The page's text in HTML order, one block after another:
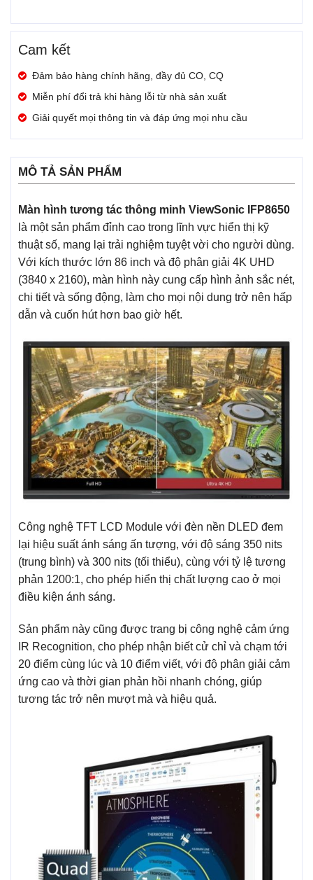
Cam kết
Đảm bảo hàng chính hãng, đầy đủ CO, CQ
Miễn phí đổi trả khi hàng lỗi từ nhà sản xuất
Giải quyết mọi thông tin và đáp ứng mọi nhu cầu
MÔ TẢ SẢN PHẨM
Màn hình tương tác thông minh ViewSonic IFP8650
là một sản phẩm đỉnh cao trong lĩnh vực hiển thị kỹ
thuật số, mang lại trải nghiệm tuyệt vời cho người dùng.
Với kích thước lớn 86 inch và độ phân giải 4K UHD
(3840 x 2160), màn hình này cung cấp hình ảnh sắc nét,
chi tiết và sống động, làm cho mọi nội dung trở nên hấp
dẫn và cuốn hút hơn bao giờ hết.
Công nghệ TFT LCD Module với đèn nền DLED đem
lại hiệu suất ánh sáng ấn tượng, với độ sáng 350 nits
(trung bình) và 300 nits (tối thiểu), cùng với tỷ lệ tương
phản 1200:1, cho phép hiển thị chất lượng cao ở mọi
điều kiện ánh sáng.
Sản phẩm này cũng được trang bị công nghệ cảm ứng
IR Recognition, cho phép nhận biết cử chỉ và chạm tới
20 điểm cùng lúc và 10 điểm viết, với độ phân giải cảm
ứng cao và thời gian phản hồi nhanh chóng, giúp
tương tác trở nên mượt mà và hiệu quả.